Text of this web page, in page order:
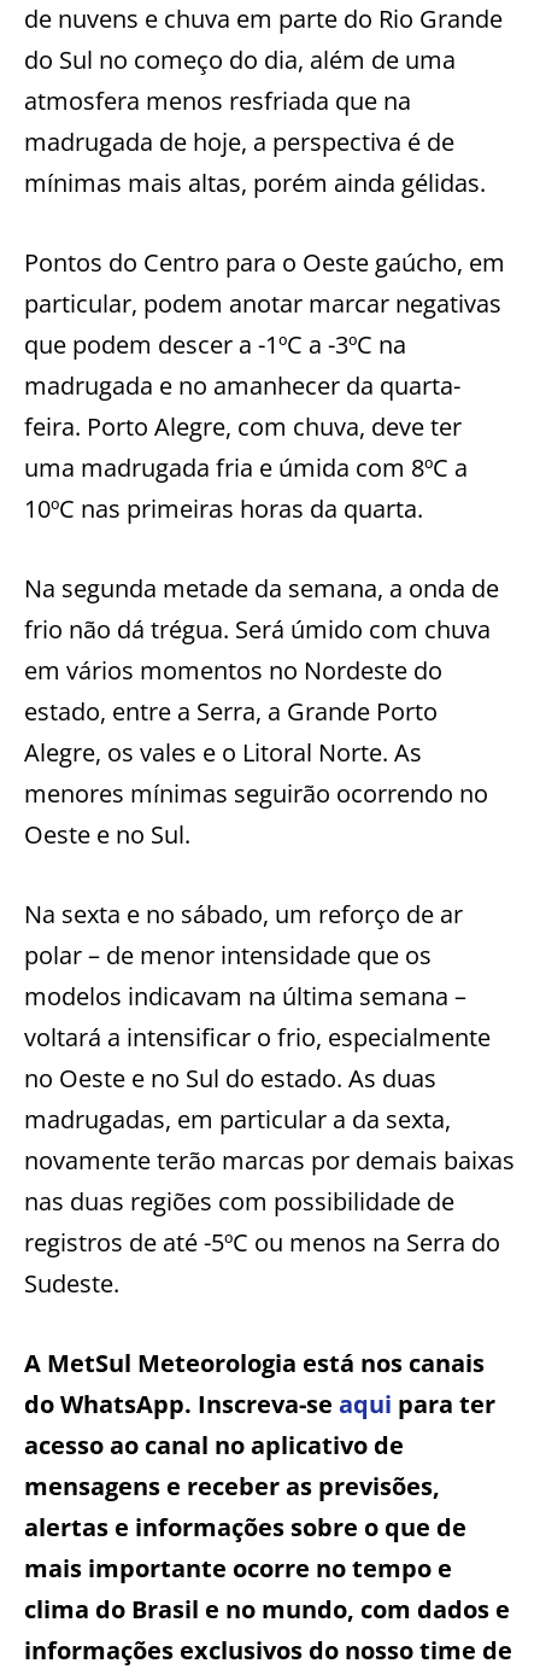
de nuvens e chuva em parte do Rio Grande
do Sul no começo do dia, além de uma
atmosfera menos resfriada que na
madrugada de hoje, a perspectiva é de
mínimas mais altas, porém ainda gélidas.
Pontos do Centro para o Oeste gaúcho, em
particular, podem anotar marcar negativas
que podem descer a -1ºC a -3ºC na
madrugada e no amanhecer da quarta-
feira. Porto Alegre, com chuva, deve ter
uma madrugada fria e úmida com 8ºC a
10ºC nas primeiras horas da quarta.
Na segunda metade da semana, a onda de
frio não dá trégua. Será úmido com chuva
em vários momentos no Nordeste do
estado, entre a Serra, a Grande Porto
Alegre, os vales e o Litoral Norte. As
menores mínimas seguirão ocorrendo no
Oeste e no Sul.
Na sexta e no sábado, um reforço de ar
polar – de menor intensidade que os
modelos indicavam na última semana –
voltará a intensificar o frio, especialmente
no Oeste e no Sul do estado. As duas
madrugadas, em particular a da sexta,
novamente terão marcas por demais baixas
nas duas regiões com possibilidade de
registros de até -5ºC ou menos na Serra do
Sudeste.
A MetSul Meteorologia está nos canais
do WhatsApp. Inscreva-se aqui para ter
acesso ao canal no aplicativo de
mensagens e receber as previsões,
alertas e informações sobre o que de
mais importante ocorre no tempo e
clima do Brasil e no mundo, com dados e
informações exclusivos do nosso time de